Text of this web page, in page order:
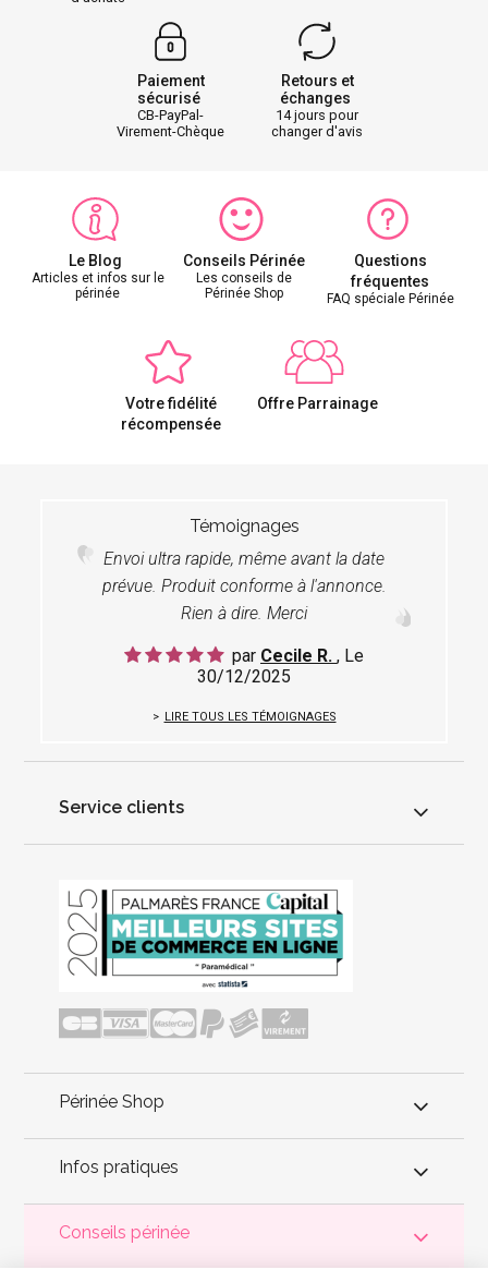
Paiement
sécurisé
CB-PayPal-
Virement-Chèque
Retours et
échanges
14 jours pour
changer d'avis
Le Blog
Articles et infos sur le
périnée
Conseils Périnée
Les conseils de
Périnée Shop
Questions
fréquentes
FAQ spéciale Périnée
Votre fidélité
récompensée
Offre Parrainage
Témoignages
Envoi ultra rapide, même avant la date
prévue. Produit conforme à l'annonce.
Rien à dire. Merci
par Cecile R. , Le
30/12/2025
LIRE TOUS LES TÉMOIGNAGES
Service clients
Périnée Shop
Infos pratiques
Conseils périnée